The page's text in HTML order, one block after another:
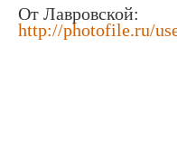
От Лавровской:
http://photofile.ru/